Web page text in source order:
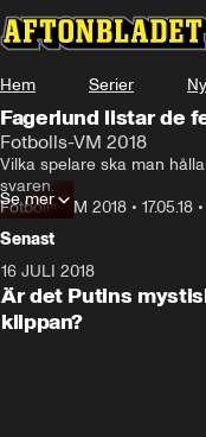
Hem Serier
Fagerlund listar de
Fotbolls-VM 2018
Vilka spelare ska man
svaren.
Fotbolls-VM 2018 • 17.05.18 •
Se mer
Senast
16 JULI 2018
Är det Putins
klippan?